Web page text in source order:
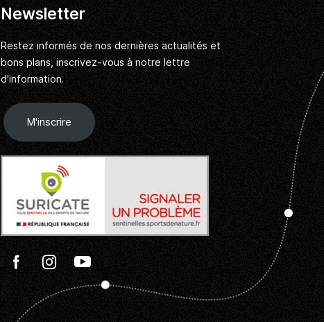
Newsletter
Restez informés de nos dernières actualités et
bons plans, inscrivez-vous à notre lettre
d'information.
M'inscrire
Facebook
Instagram
Youtube